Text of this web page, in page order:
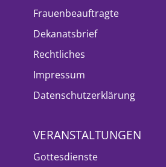
Frauenbeauftragte
Dekanatsbrief
Rechtliches
Impressum
Datenschutzerklärung
VERANSTALTUNGEN
Gottesdienste